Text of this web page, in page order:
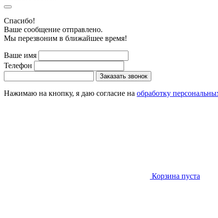
Cпасибо!
Ваше сообщение отправлено.
Мы перезвоним в ближайшее время!
Ваше имя
Телефон
Заказать звонок
Нажимаю на кнопку, я даю согласие на обработку
Корзина пуста